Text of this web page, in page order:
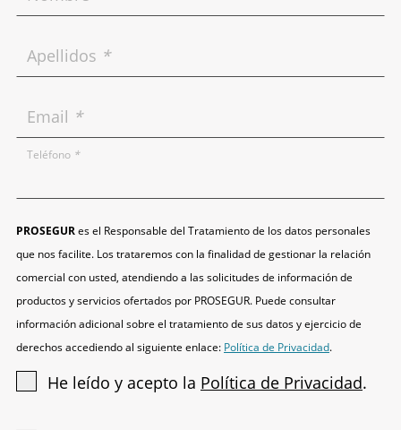
Apellidos *
Email *
Teléfono *
PROSEGURes el Responsable del Tratamiento de los datos personales
que nos facilite. Los trataremos con la finalidad de gestionar la relación
comercial con usted, atendiendo a las solicitudes de información de
productos y servicios ofertados por PROSEGUR. Puede consultar
información adicional sobre el tratamiento de sus datos y ejercicio de
derechos accediendo al siguiente enlace: Política de Privacidad.
He leído y acepto la Política de Privacidad.